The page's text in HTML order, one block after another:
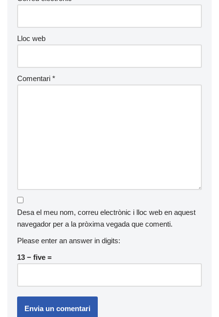
Lloc web
Comentari *
Desa el meu nom, correu electrònic i lloc web en aquest
navegador per a la pròxima vegada que comenti.
Please enter an answer in digits:
13 − five =